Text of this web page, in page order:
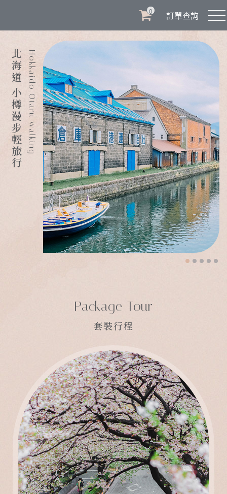
0 訂單查詢
北海道 小樽漫步輕旅行Hokkaido Otaru walking
Package Tour
套裝行程